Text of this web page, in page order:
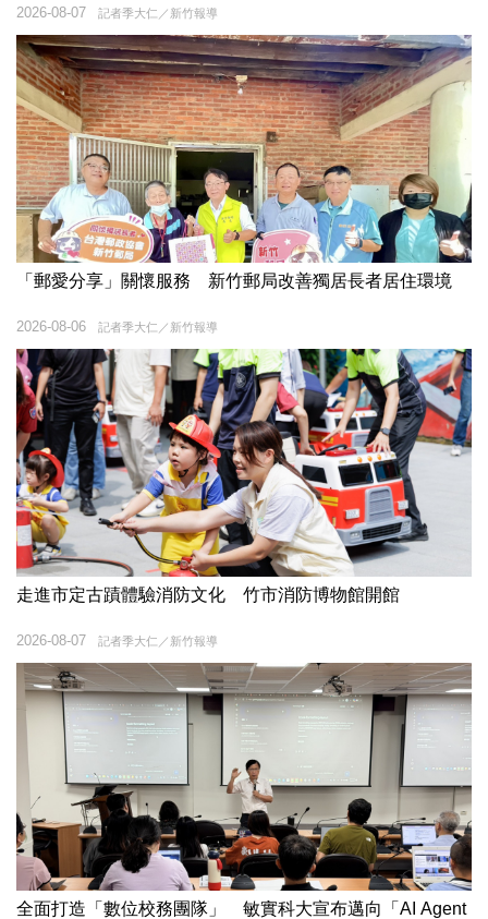
記者季大仁／新竹報導
2026-08-07
「郵愛分享」關懷服務 新竹郵局改善獨居長者居住環境
記者季大仁／新竹報導
2026-08-06
走進市定古蹟體驗消防文化 竹市消防博物館開館
記者季大仁／新竹報導
2026-08-07
全面打造「數位校務團隊」 敏實科大宣布邁向「AI Agent